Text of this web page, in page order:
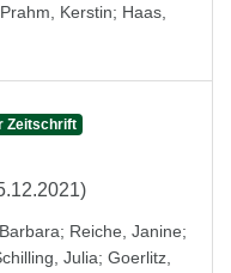
Prahm, Kerstin; Haas,
Zeitschrift
; Reiche, Janine;
Julia; Goerlitz,